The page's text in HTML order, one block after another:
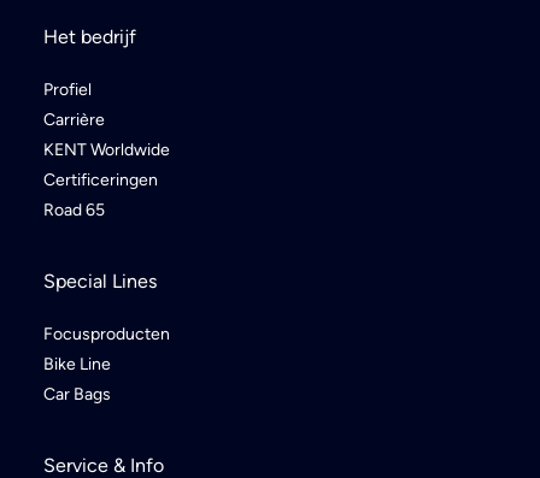
Het bedrijf
Profiel
Carrière
KENT Worldwide
Certificeringen
Road 65
Special Lines
Focusproducten
Bike Line
Car Bags
Service & Info